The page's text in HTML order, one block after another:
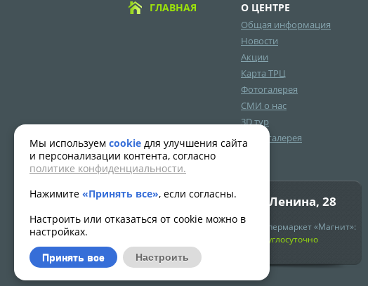
ГЛАВНАЯ О ЦЕНТРЕ
Общая информация
Новости
Акции
Карта ТРЦ
Фотогалерея
СМИ о нас
3D тур
Видеогалерея
Адрес: г.Нягань, ул.Ленина, 28
Часы работы:
Гипермаркет «Магнит»:
Круглосуточно
Мы используем cookie для улучшения сайта
и персонализации контента, согласно
политике конфиденциальности.
Нажимите «Принять все», если согласны.
Настроить или отказаться от cookie можно в
настройках.
Принять все Настроить